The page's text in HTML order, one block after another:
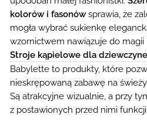
kolorów i fasonówsprawia, że
mogła wybrać sukienkę
wzornictwem nawiązuje do magii
Stroje kąpielowe dla
Babylette to produkty, które
nieskrępowaną zabawę na
Są atrakcyjne wizualnie, a przy
z postawionych przed nimi funkcji